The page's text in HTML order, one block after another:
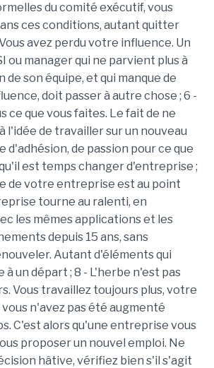
du comité exécutif, vous
ces conditions, autant quitter
avez perdu votre influence. Un
ou manager qui ne parvient plus à
de son équipe, et qui manque de
doit passer à autre chose ; 6 -
ce que vous faites. Le fait de ne
l'idée de travailler sur un nouveau
d'adhésion, de passion pour ce que
est temps changer d'entreprise ;
de votre entreprise est au point
tourne au ralenti, en
les mêmes applications et les
depuis 15 ans, sans
Autant d'éléments qui
un départ ; 8 - L'herbe n'est pas
Vous travaillez toujours plus, votre
n'avez pas été augmenté
C'est alors qu'une entreprise vous
proposer un nouvel emploi. Ne
hâtive, vérifiez bien s'il s'agit